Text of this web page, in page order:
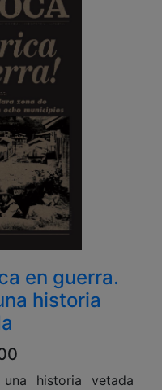
en guerra.
historia
historia vetada